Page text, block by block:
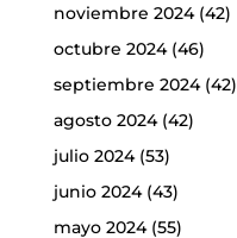
noviembre 2024(42)
octubre 2024(46)
septiembre 2024(42)
agosto 2024(42)
julio 2024(53)
junio 2024(43)
mayo 2024(55)